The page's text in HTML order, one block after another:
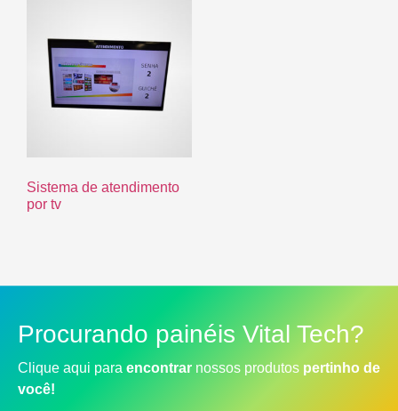
Sistema de atendimento
por tv
Procurando painéis Vital Tech?
Clique aqui para encontrar nossos produtos pertinho de
você!